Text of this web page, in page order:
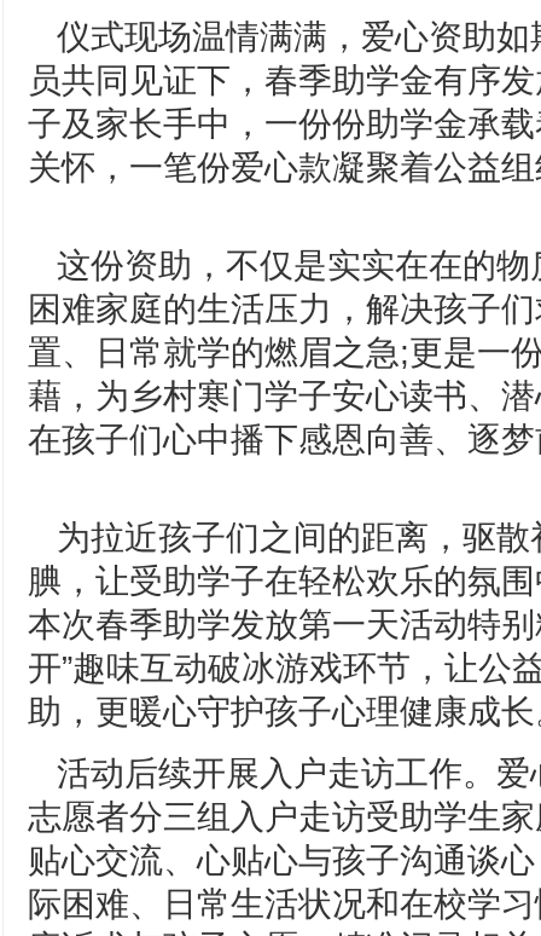
仪式现场温情满满，爱心资助
员共同见证下，春季助学金有序
子及家长手中，一份份助学金承
关怀，一笔份爱心款凝聚着公益
这份资助，不仅是实实在在的
困难家庭的生活压力，解决孩子
置、日常就学的燃眉之急;更是一
藉，为乡村寒门学子安心读书、
在孩子们心中播下感恩向善、逐
为拉近孩子们之间的距离，驱
腆，让受助学子在轻松欢乐的氛
本次春季助学发放第一天活动特
开”趣味互动破冰游戏环节，让公
助，更暖心守护孩子心理健康成
活动后续开展入户走访工作。
志愿者分三组入户走访受助学生
贴心交流、心贴心与孩子沟通谈
际困难、日常生活状况和在校学